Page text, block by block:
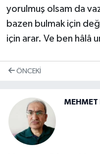
yorulmuş olsam da
bazen bulmak için
için arar. Ve ben hâlâ
ÖNCEKI
MEHMET